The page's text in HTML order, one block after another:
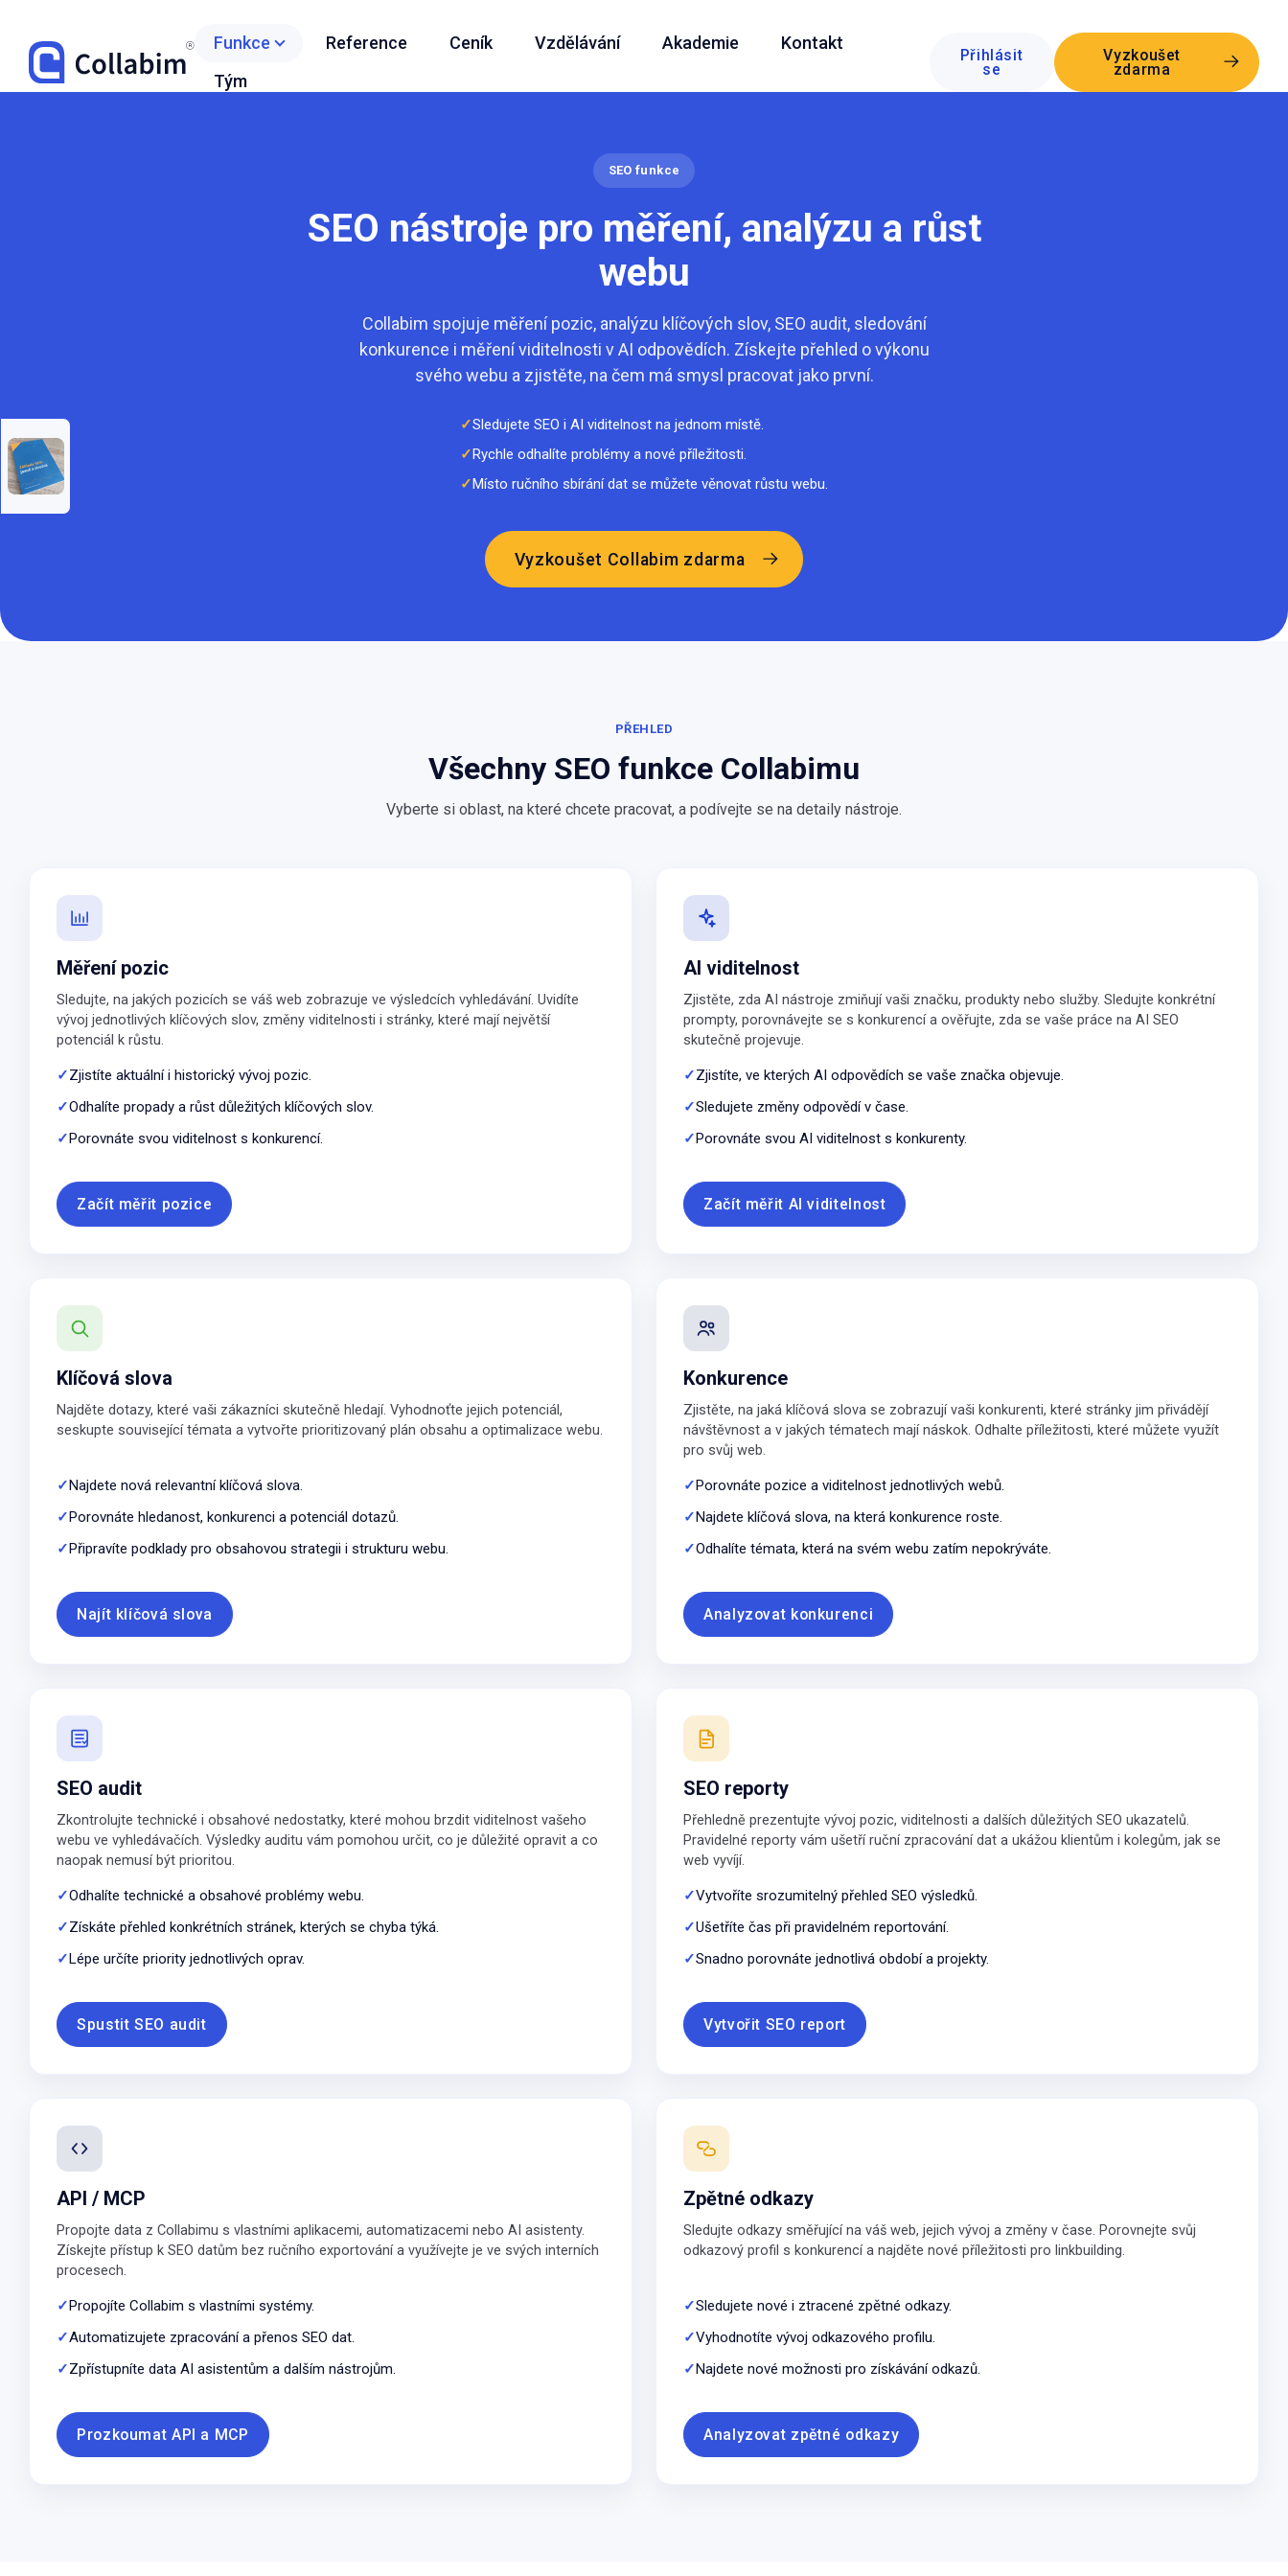
Funkce Reference Ceník Vzdělávání Akademie
Kontakt
Tým
Přihlásit
se
Vyzkoušet
zdarma
SEO funkce
SEO nástroje pro měření, analýzu a růst
webu
Collabim spojuje měření pozic, analýzu klíčových slov, SEO audit, sledování
konkurence i měření viditelnosti v AI odpovědích. Získejte přehled o výkonu
svého webu a zjistěte, na čem má smysl pracovat jako první.
Sledujete SEO i AI viditelnost na jednom místě.
Rychle odhalíte problémy a nové příležitosti.
Místo ručního sbírání dat se můžete věnovat růstu webu.
Vyzkoušet Collabim zdarma
PŘEHLED
Všechny SEO funkce Collabimu
Vyberte si oblast, na které chcete pracovat, a podívejte se na detaily nástroje.
Měření pozic
Sledujte, na jakých pozicích se váš web zobrazuje ve výsledcích vyhledávání. Uvidíte
vývoj jednotlivých klíčových slov, změny viditelnosti i stránky, které mají největší
potenciál k růstu.
Zjistíte aktuální i historický vývoj pozic.
Odhalíte propady a růst důležitých klíčových slov.
Porovnáte svou viditelnost s konkurencí.
Začít měřit pozice
AI viditelnost
Zjistěte, zda AI nástroje zmiňují vaši značku, produkty nebo služby. Sledujte konkrétní
prompty, porovnávejte se s konkurencí a ověřujte, zda se vaše práce na AI SEO
skutečně projevuje.
Zjistíte, ve kterých AI odpovědích se vaše značka objevuje.
Sledujete změny odpovědí v čase.
Porovnáte svou AI viditelnost s konkurenty.
Začít měřit AI viditelnost
Klíčová slova
Najděte dotazy, které vaši zákazníci skutečně hledají. Vyhodnoťte jejich potenciál,
seskupte související témata a vytvořte prioritizovaný plán obsahu a optimalizace webu.
Najdete nová relevantní klíčová slova.
Porovnáte hledanost, konkurenci a potenciál dotazů.
Připravíte podklady pro obsahovou strategii i strukturu webu.
Najít klíčová slova
Konkurence
Zjistěte, na jaká klíčová slova se zobrazují vaši konkurenti, které stránky jim přivádějí
návštěvnost a v jakých tématech mají náskok. Odhalte příležitosti, které můžete využít
pro svůj web.
Porovnáte pozice a viditelnost jednotlivých webů.
Najdete klíčová slova, na která konkurence roste.
Odhalíte témata, která na svém webu zatím nepokrýváte.
Analyzovat konkurenci
SEO audit
Zkontrolujte technické i obsahové nedostatky, které mohou brzdit viditelnost vašeho
webu ve vyhledávačích. Výsledky auditu vám pomohou určit, co je důležité opravit a co
naopak nemusí být prioritou.
Odhalíte technické a obsahové problémy webu.
Získáte přehled konkrétních stránek, kterých se chyba týká.
Lépe určíte priority jednotlivých oprav.
Spustit SEO audit
SEO reporty
Přehledně prezentujte vývoj pozic, viditelnosti a dalších důležitých SEO ukazatelů.
Pravidelné reporty vám ušetří ruční zpracování dat a ukážou klientům i kolegům, jak se
web vyvíjí.
Vytvoříte srozumitelný přehled SEO výsledků.
Ušetříte čas při pravidelném reportování.
Snadno porovnáte jednotlivá období a projekty.
Vytvořit SEO report
API / MCP
Propojte data z Collabimu s vlastními aplikacemi, automatizacemi nebo AI asistenty.
Získejte přístup k SEO datům bez ručního exportování a využívejte je ve svých interních
procesech.
Propojíte Collabim s vlastními systémy.
Automatizujete zpracování a přenos SEO dat.
Zpřístupníte data AI asistentům a dalším nástrojům.
Prozkoumat API a MCP
Zpětné odkazy
Sledujte odkazy směřující na váš web, jejich vývoj a změny v čase. Porovnejte svůj
odkazový profil s konkurencí a najděte nové příležitosti pro linkbuilding.
Sledujete nové i ztracené zpětné odkazy.
Vyhodnotíte vývoj odkazového profilu.
Najdete nové možnosti pro získávání odkazů.
Analyzovat zpětné odkazy